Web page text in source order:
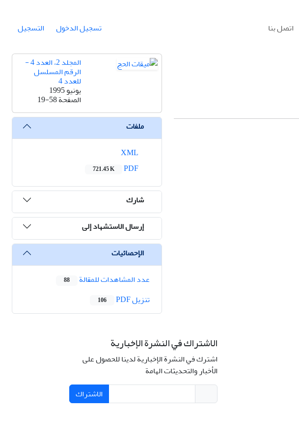
اتصل بنا تسجيل الدخول التسجيل
المجلد 2، العدد 4 -
الرقم المسلسل
للعدد 4
يونيو 1995
الصفحة19-58
ملفات
721.45 K
شارك
إرسال الاستشهاد إلى
الإحصائيات
عدد المشاهدات للمقالة
88
تنزیل PDF 106
الاشتراك في النشرة الإخبارية
اشترك في النشرة الإخبارية لدينا للحصول على
الأخبار والتحديثات الهامة
الاشتراك